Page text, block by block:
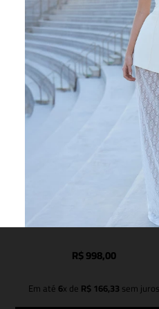
SHORT LOU OFF WHITE
R$998,00
Em até 6x de R$166,33 sem juros